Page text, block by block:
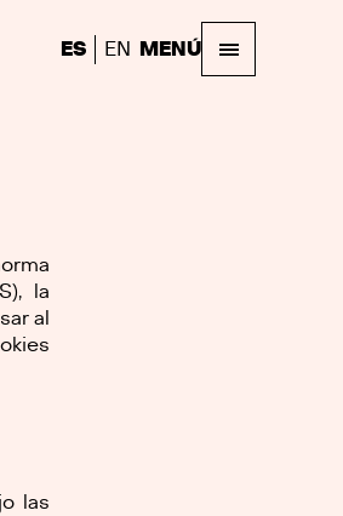
ES EN MENÚ
la
al
las